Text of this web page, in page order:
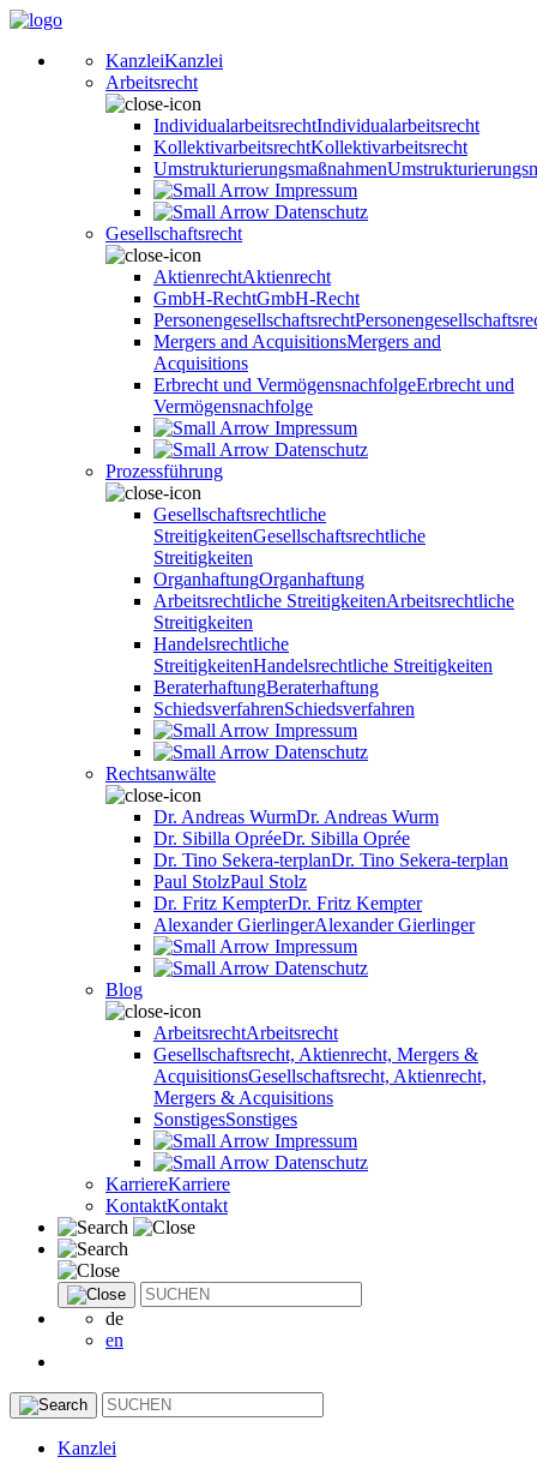
KanzleiKanzlei
Arbeitsrecht
IndividualarbeitsrechtIndividualarbeitsrecht
KollektivarbeitsrechtKollektivarbeitsrecht
Umstrukturierungsmaßnahmen
Impressum
Datenschutz
Gesellschaftsrecht
AktienrechtAktienrecht
GmbH-RechtGmbH-Recht
Personengesellschaftsrecht
Mergers and AcquisitionsMergers and
Acquisitions
Erbrecht und VermögensnachfolgeErbrecht und
Vermögensnachfolge
Impressum
Datenschutz
Prozessführung
Gesellschaftsrechtliche
StreitigkeitenGesellschaftsrechtliche
Streitigkeiten
OrganhaftungOrganhaftung
Arbeitsrechtliche StreitigkeitenArbeitsrechtliche
Streitigkeiten
Handelsrechtliche
StreitigkeitenHandelsrechtliche Streitigkeiten
BeraterhaftungBeraterhaftung
SchiedsverfahrenSchiedsverfahren
Impressum
Datenschutz
Rechtsanwälte
Dr. Andreas WurmDr. Andreas Wurm
Dr. Sibilla OpréeDr. Sibilla Oprée
Dr. Tino Sekera-terplanDr. Tino Sekera-terplan
Paul StolzPaul Stolz
Dr. Fritz KempterDr. Fritz Kempter
Alexander GierlingerAlexander Gierlinger
Impressum
Datenschutz
Blog
ArbeitsrechtArbeitsrecht
Gesellschaftsrecht, Aktienrecht, Mergers &
AcquisitionsGesellschaftsrecht, Aktienrecht,
Mergers & Acquisitions
SonstigesSonstiges
Impressum
Datenschutz
KarriereKarriere
KontaktKontakt
de
en
Kanzlei